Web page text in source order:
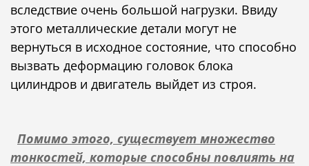
вследствие очень большой нагрузки. Ввиду
этого металлические детали могут не
вернуться в исходное состояние, что способно
вызвать деформацию головок блока
цилиндров и двигатель выйдет из строя.
Помимо этого, существует множество
тонкостей, которые способны повлиять на